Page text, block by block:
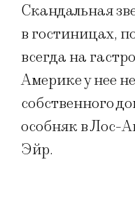
Скандальная
в гостиницах,
всегда на
Америке у нее
собственного
особняк в Лос-
Эйр.